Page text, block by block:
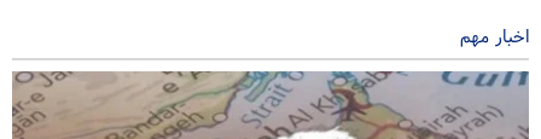
اخبار مهم